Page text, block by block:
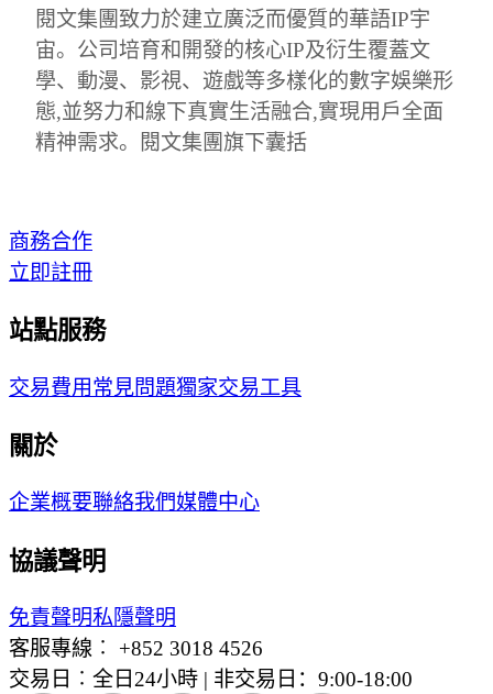
閱文集團致力於建立廣泛而優質的華語IP宇
宙。公司培育和開發的核心IP及衍生覆蓋文
學、動漫、影視、遊戲等多樣化的數字娛樂形
態,並努力和線下真實生活融合,實現用戶全面
精神需求。閱文集團旗下囊括
商務合作
立即註冊
站點服務
交易費用常見問題獨家交易工具
關於
企業概要聯絡我們媒體中心
協議聲明
免責聲明私隱聲明
客服專線︰ +852 3018 4526
交易日︰全日24小時 | 非交易日：9:00-18:00